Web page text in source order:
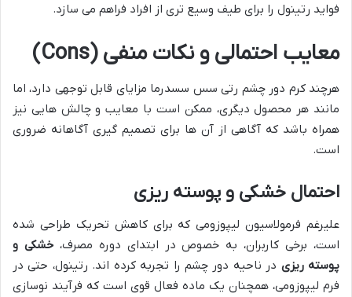
فواید رتینول را برای طیف وسیع تری از افراد فراهم می سازد.
معایب احتمالی و نکات منفی (Cons)
هرچند کرم دور چشم رتی سس سسدرما مزایای قابل توجهی دارد، اما
مانند هر محصول دیگری، ممکن است با معایب و چالش هایی نیز
همراه باشد که آگاهی از آن ها برای تصمیم گیری آگاهانه ضروری
است.
احتمال خشکی و پوسته ریزی
علیرغم فرمولاسیون لیپوزومی که برای کاهش تحریک طراحی شده
است، برخی کاربران، به خصوص در ابتدای دوره مصرف،خشکی و
پوسته ریزی در ناحیه دور چشم را تجربه کرده اند. رتینول، حتی در
فرم لیپوزومی، همچنان یک ماده فعال قوی است که فرآیند نوسازی